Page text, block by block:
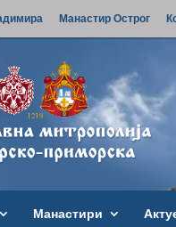
Манастир Острог
Манастири